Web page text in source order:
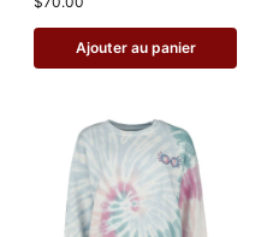
Ajouter au panier